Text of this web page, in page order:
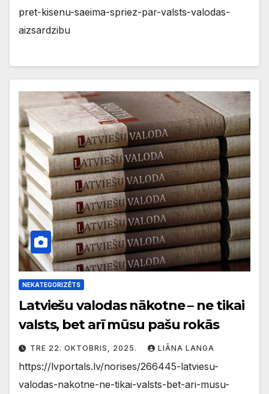
pret-kisenu-saeima-spriez-par-valsts-valodas-
aizsardzibu
NEKATEGORIZĒTS
Latviešu valodas nākotne – ne tikai
valsts, bet arī mūsu pašu rokās
TRE 22. OKTOBRIS, 2025. LIĀNA LANGA
https://lvportals.lv/norises/266445-latviesu-
valodas-nakotne-ne-tikai-valsts-bet-ari-musu-